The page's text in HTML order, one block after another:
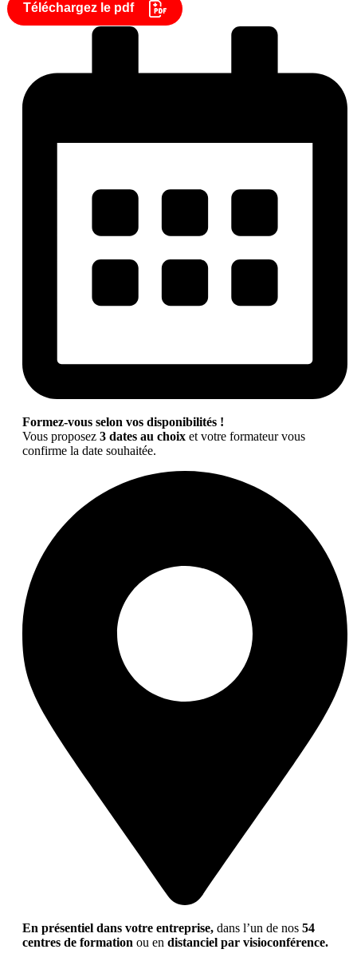
Téléchargez le pdf
Formez-vous selon vos disponibilités !
Vous proposez 3 dates au choix et votre formateur vous
confirme la date souhaitée.
En présentiel dans votre entreprise, dans l’un de nos 54
centres de formation ou en distanciel par visioconférence.